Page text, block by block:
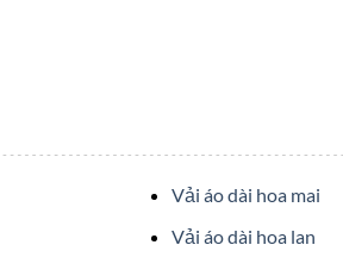
Vải áo dài hoa mai
Vải áo dài hoa lan